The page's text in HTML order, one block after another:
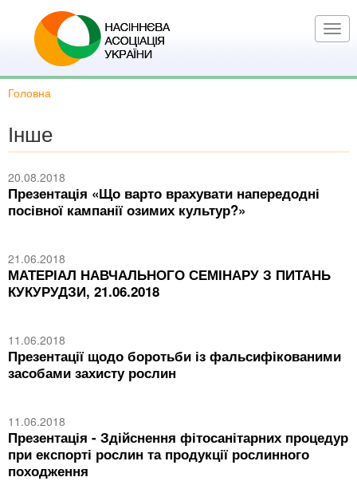
основного
Головна
Інше
20.08.2018
Презентація «Що варто врахувати напередодні
посівної кампанії озимих культур?»
21.06.2018
МАТЕРІАЛ НАВЧАЛЬНОГО СЕМІНАРУ З ПИТАНЬ
КУКУРУДЗИ, 21.06.2018
11.06.2018
Презентації щодо боротьби із фальсифікованими
засобами захисту рослин
11.06.2018
Презентація - Здійснення фітосанітарних процедур
при експорті рослин та продукції рослинного
походження